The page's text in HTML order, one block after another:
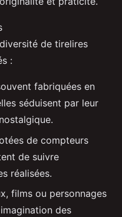
de tirelires
:
fabriquées en
séduisent par leur
de compteurs
de suivre
réalisées.
films ou personnages
des